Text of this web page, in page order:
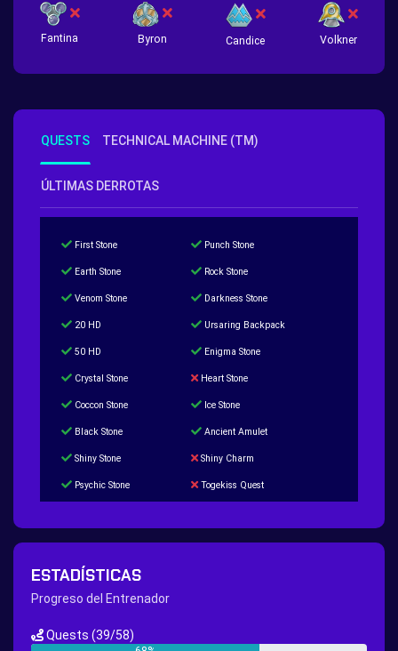
Fantina Byron Candice Volkner
QUESTS TECHNICAL MACHINE (TM)
ÚLTIMAS DERROTAS
First Stone Punch Stone
Earth Stone Rock Stone
Venom Stone Darkness Stone
20 HD Ursaring Backpack
50 HD Enigma Stone
Crystal Stone Heart Stone
Coccon Stone Ice Stone
Black Stone Ancient Amulet
Shiny Stone Shiny Charm
Psychic Stone Togekiss Quest
200 Great Ball Quest
Hippie Outfit Quest
New Continent Quest pt.1 New Continent Quest pt.2
ESTADÍSTICAS
Progreso del Entrenador
Quests (39/58)